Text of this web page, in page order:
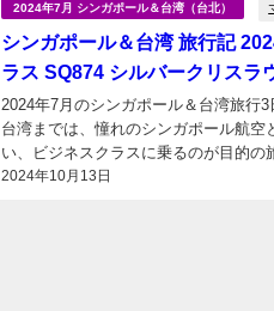
2024年7月 シンガポール＆台湾（台北）
シンガポール＆台湾 旅行記
ラス SQ874 シルバークリスラ
2024年10月13日
2024年7月のシンガポール＆台湾旅行
台湾までは、憧れのシンガポール航
い、ビジネスクラスに乗るのが目的の旅です♪ 3日目 チャンギ空港 シルバ
SQ874 ビジネスクラス シンガポール→